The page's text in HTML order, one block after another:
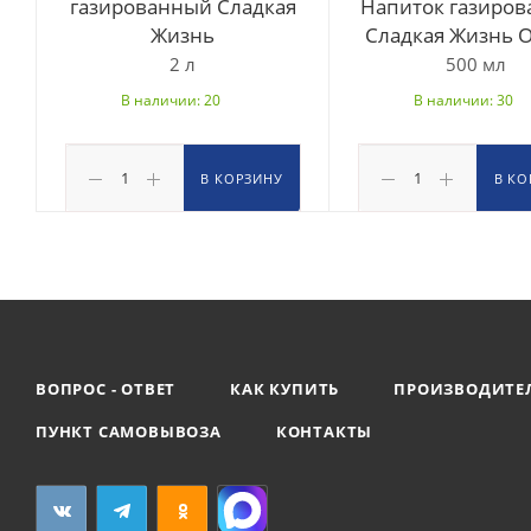
газированный Сладкая
Жизнь
2 л
В наличии: 20
В КОРЗИНУ
Напиток
Сладкая Жизнь
500 мл
В наличии: 30
В
ВОПРОС - ОТВЕТ КАК КУПИТЬ
ПУНКТ САМОВЫВОЗА
КОНТАКТЫ